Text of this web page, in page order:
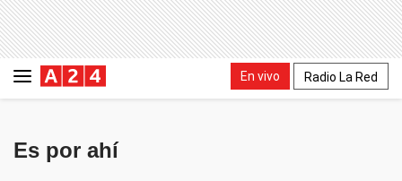
En vivo Radio La Red
Es por ahí